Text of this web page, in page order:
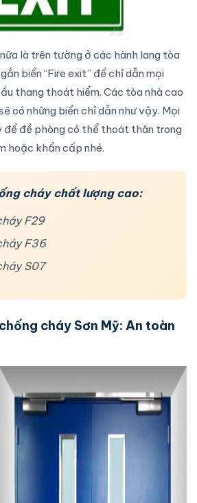
là trên tường ở các hành lang tòa
biển “Fire exit” để chỉ dẫn mọi
thang thoát hiểm. Các tòa nhà cao
có những biển chỉ dẫn như vậy. Mọi
để đề phòng có thể thoát thân trong
hoặc khẩn cấp nhé.
cháy chất lượng cao:
F29
F36
S07
cháy Sơn Mỹ: An toàn